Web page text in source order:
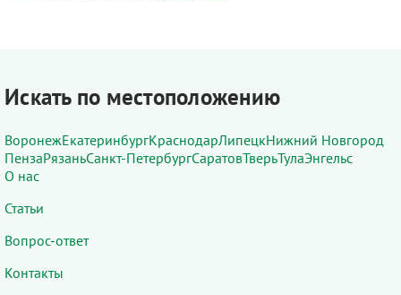
Искать по местоположению
ВоронежЕкатеринбургКраснодарЛипецкНижний Новгород
ПензаРязаньСанкт-ПетербургСаратовТверьТулаЭнгельс
О нас
Статьи
Вопрос-ответ
Контакты